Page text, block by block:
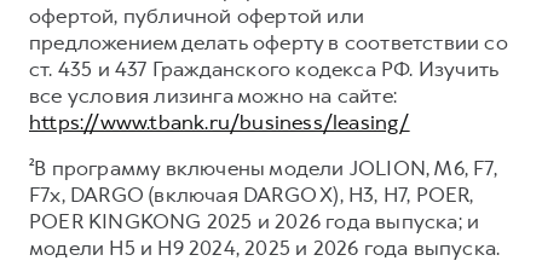
офертой, публичной офертой или
предложением делать оферту в соответствии со
ст. 435 и 437 Гражданского кодекса РФ. Изучить
все условия лизинга можно на сайте:
https://www.tbank.ru/business/leasing/
²В программу включены модели JOLION, M6, F7,
F7x, DARGO (включая DARGO X), H3, H7, POER,
POER KINGKONG 2025 и 2026 года выпуска; и
модели H5 и H9 2024, 2025 и 2026 года выпуска.